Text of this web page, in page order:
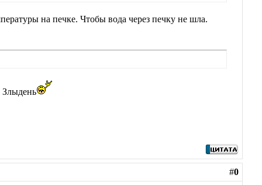
на печке. Чтобы вода через печку не шла.
Злыдень
#0